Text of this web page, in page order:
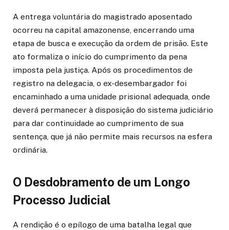
A entrega voluntária do magistrado aposentado
ocorreu na capital amazonense, encerrando uma
etapa de busca e execução da ordem de prisão. Este
ato formaliza o início do cumprimento da pena
imposta pela justiça. Após os procedimentos de
registro na delegacia, o ex-desembargador foi
encaminhado a uma unidade prisional adequada, onde
deverá permanecer à disposição do sistema judiciário
para dar continuidade ao cumprimento de sua
sentença, que já não permite mais recursos na esfera
ordinária.
O Desdobramento de um Longo
Processo Judicial
A rendição é o epílogo de uma batalha legal que